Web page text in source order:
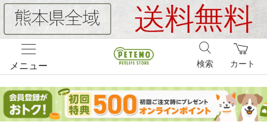
メニュー カート
検索